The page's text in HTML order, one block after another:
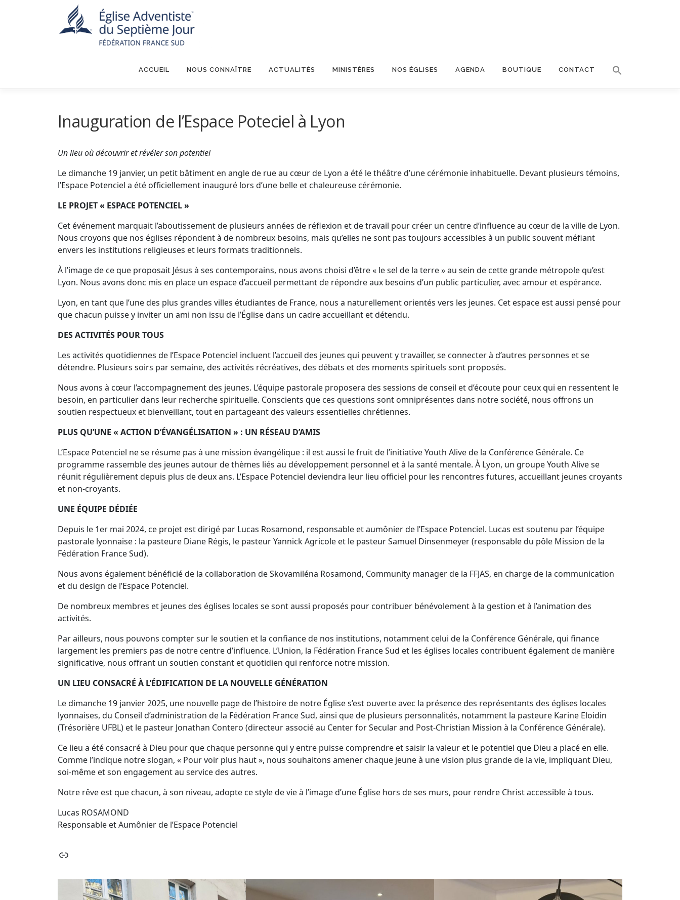
ACCUEIL NOUS CONNAÎTRE ACTUALITÉS MINISTÈRES NOS ÉGLISES AGENDA BOUTIQUE CONTACT
Inauguration de l’Espace Poteciel à Lyon
Un lieu où découvrir et révéler son potentiel
Le dimanche 19 janvier, un petit bâtiment en angle de rue au cœur de Lyon a été le théâtre d’une cérémonie inhabituelle. Devant plusieurs témoins,
l’Espace Potenciel a été officiellement inauguré lors d’une belle et chaleureuse cérémonie.
LE PROJET « ESPACE POTENCIEL »
Cet événement marquait l’aboutissement de plusieurs années de réflexion et de travail pour créer un centre d’influence au cœur de la ville de Lyon.
Nous croyons que nos églises répondent à de nombreux besoins, mais qu’elles ne sont pas toujours accessibles à un public souvent méfiant
envers les institutions religieuses et leurs formats traditionnels.
À l’image de ce que proposait Jésus à ses contemporains, nous avons choisi d’être « le sel de la terre » au sein de cette grande métropole qu’est
Lyon. Nous avons donc mis en place un espace d’accueil permettant de répondre aux besoins d’un public particulier, avec amour et espérance.
Lyon, en tant que l’une des plus grandes villes étudiantes de France, nous a naturellement orientés vers les jeunes. Cet espace est aussi pensé pour
que chacun puisse y inviter un ami non issu de l’Église dans un cadre accueillant et détendu.
DES ACTIVITÉS POUR TOUS
Les activités quotidiennes de l’Espace Potenciel incluent l’accueil des jeunes qui peuvent y travailler, se connecter à d’autres personnes et se
détendre. Plusieurs soirs par semaine, des activités récréatives, des débats et des moments spirituels sont proposés.
Nous avons à cœur l’accompagnement des jeunes. L’équipe pastorale proposera des sessions de conseil et d’écoute pour ceux qui en ressentent le
besoin, en particulier dans leur recherche spirituelle. Conscients que ces questions sont omniprésentes dans notre société, nous offrons un
soutien respectueux et bienveillant, tout en partageant des valeurs essentielles chrétiennes.
PLUS QU’UNE « ACTION D’ÉVANGÉLISATION » : UN RÉSEAU D’AMIS
L’Espace Potenciel ne se résume pas à une mission évangélique : il est aussi le fruit de l’initiative Youth Alive de la Conférence Générale. Ce
programme rassemble des jeunes autour de thèmes liés au développement personnel et à la santé mentale. À Lyon, un groupe Youth Alive se
réunit régulièrement depuis plus de deux ans. L’Espace Potenciel deviendra leur lieu officiel pour les rencontres futures, accueillant jeunes croyants
et non-croyants.
UNE ÉQUIPE DÉDIÉE
Depuis le 1er mai 2024, ce projet est dirigé par Lucas Rosamond, responsable et aumônier de l’Espace Potenciel. Lucas est soutenu par l’équipe
pastorale lyonnaise : la pasteure Diane Régis, le pasteur Yannick Agricole et le pasteur Samuel Dinsenmeyer (responsable du pôle Mission de la
Fédération France Sud).
Nous avons également bénéficié de la collaboration de Skovamiléna Rosamond, Community manager de la FFJAS, en charge de la communication
et du design de l’Espace Potenciel.
De nombreux membres et jeunes des églises locales se sont aussi proposés pour contribuer bénévolement à la gestion et à l’animation des
activités.
Par ailleurs, nous pouvons compter sur le soutien et la confiance de nos institutions, notamment celui de la Conférence Générale, qui finance
largement les premiers pas de notre centre d’influence. L’Union, la Fédération France Sud et les églises locales contribuent également de manière
significative, nous offrant un soutien constant et quotidien qui renforce notre mission.
UN LIEU CONSACRÉ À L’ÉDIFICATION DE LA NOUVELLE GÉNÉRATION
Le dimanche 19 janvier 2025, une nouvelle page de l’histoire de notre Église s’est ouverte avec la présence des représentants des églises locales
lyonnaises, du Conseil d’administration de la Fédération France Sud, ainsi que de plusieurs personnalités, notamment la pasteure Karine Eloidin
(Trésorière UFBL) et le pasteur Jonathan Contero (directeur associé au Center for Secular and Post-Christian Mission à la Conférence Générale).
Ce lieu a été consacré à Dieu pour que chaque personne qui y entre puisse comprendre et saisir la valeur et le potentiel que Dieu a placé en elle.
Comme l’indique notre slogan, « Pour voir plus haut », nous souhaitons amener chaque jeune à une vision plus grande de la vie, impliquant Dieu,
soi-même et son engagement au service des autres.
Notre rêve est que chacun, à son niveau, adopte ce style de vie à l’image d’une Église hors de ses murs, pour rendre Christ accessible à tous.
Lucas ROSAMOND
Responsable et Aumônier de l’Espace Potenciel
Lien